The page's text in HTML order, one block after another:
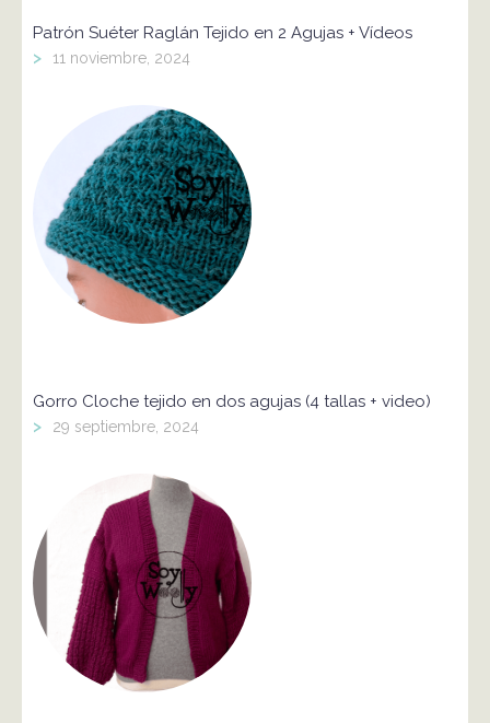
Patrón Suéter Raglán Tejido en 2 Agujas + Vídeos
> 11 noviembre, 2024
Gorro Cloche tejido en dos agujas (4 tallas + video)
> 29 septiembre, 2024